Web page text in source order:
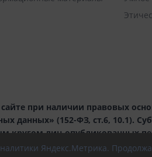
при наличии правовых
данных» (152-ФЗ, ст.6, 10.1).
кругом лиц опубликованных
Яндекс.Метрика.